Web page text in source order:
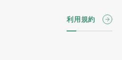
利用規約